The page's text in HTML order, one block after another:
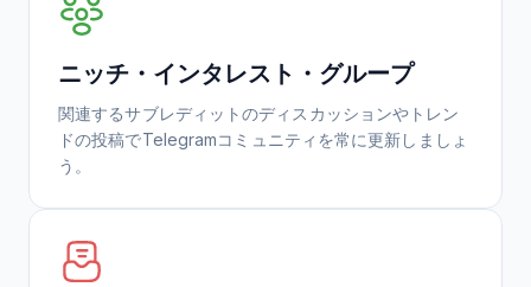
ニッチ・インタレスト・グループ
関連するサブレディットのディスカッションやトレン
ドの投稿でTelegramコミュニティを常に更新しましょ
う。